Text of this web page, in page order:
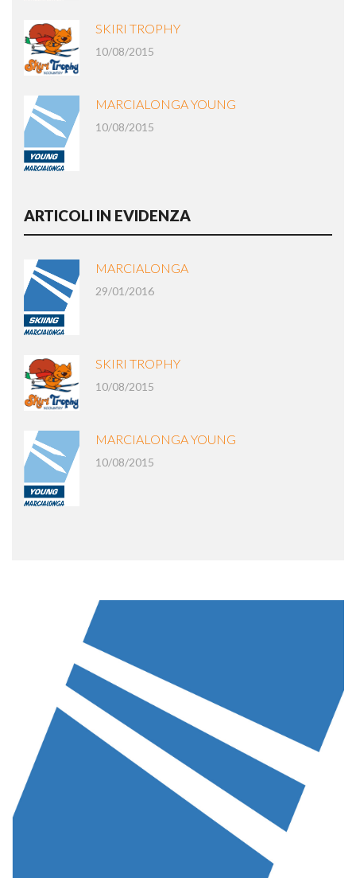
SKIRI TROPHY
10/08/2015
MARCIALONGA YOUNG
10/08/2015
ARTICOLI IN EVIDENZA
MARCIALONGA
29/01/2016
SKIRI TROPHY
10/08/2015
MARCIALONGA YOUNG
10/08/2015